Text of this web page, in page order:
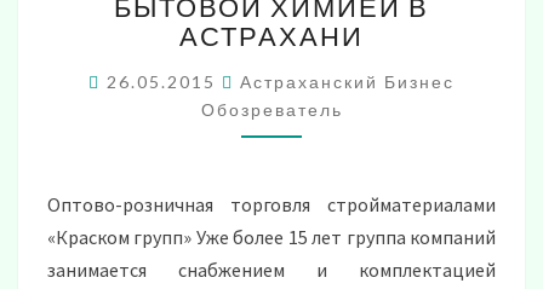
БЫТОВОЙ
ХИМИЕЙ
В
АСТРАХАНИ
БЫТОВОЙ ХИМИЕЙ В
АСТРАХАНИ
26.05.2015
Астраханский Бизнес
Обозреватель
Оптово-розничная торговля стройматериалами
«Краском групп» Уже более 15 лет группа компаний
занимается снабжением и комплектацией